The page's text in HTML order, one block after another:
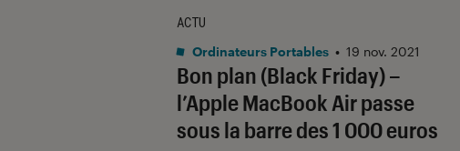
Bon plan (Black Friday) –
l’Apple MacBook Air passe
sous la barre des 1 000 euros
ACTU
Ordinateurs Portables • 19 nov. 2021